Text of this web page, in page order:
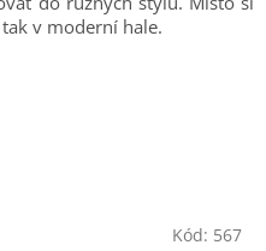
v moderní hale.
Kód: 567